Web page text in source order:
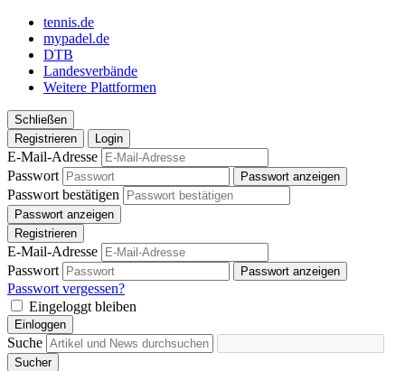
tennis.de
mypadel.de
DTB
Landesverbände
Weitere Plattformen
Schließen
Registrieren
Login
E-Mail-Adresse
Passwort
Passwort anzeigen
Passwort bestätigen
Passwort anzeigen
Registrieren
E-Mail-Adresse
Passwort
Passwort anzeigen
Passwort vergessen?
Eingeloggt bleiben
Einloggen
Suche
Sucher